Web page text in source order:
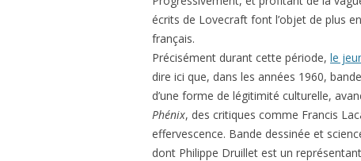
écrits de Lovecraft font l’objet de plus
français.
Précisément durant cette période, le
dire ici que, dans les années 1960,
d’une forme de légitimité culturelle,
Phénix, des critiques comme Francis
effervescence. Bande dessinée et
dont Philippe Druillet est un